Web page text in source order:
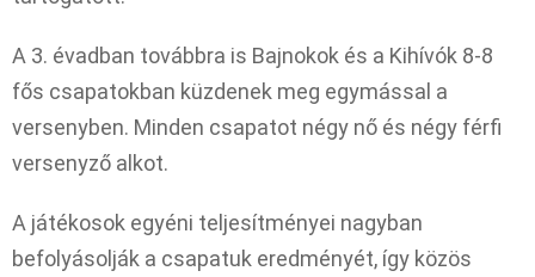
A 3. évadban továbbra is Bajnokok és a Kihívók 8-8
fős csapatokban küzdenek meg egymással a
versenyben. Minden csapatot négy nő és négy férfi
versenyző alkot.
A játékosok egyéni teljesítményei nagyban
befolyásolják a csapatuk eredményét, így közös